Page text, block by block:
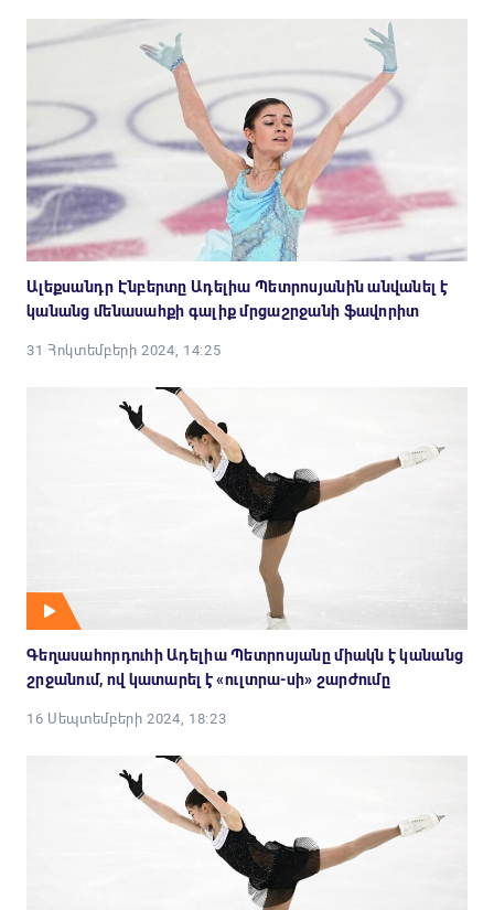
Ալեքսանդր Էնբերտը Ադելիա Պետրոսյանին անվանել է
կանանց մենասահքի գալիք մրցաշրջանի ֆավորիտ
31 Հոկտեմբերի 2024, 14:25
Գեղասահորդուհի Ադելիա Պետրոսյանը միակն է կանանց
շրջանում, ով կատարել է «ուլտրա-սի» շարժումը
16 Սեպտեմբերի 2024, 18:23